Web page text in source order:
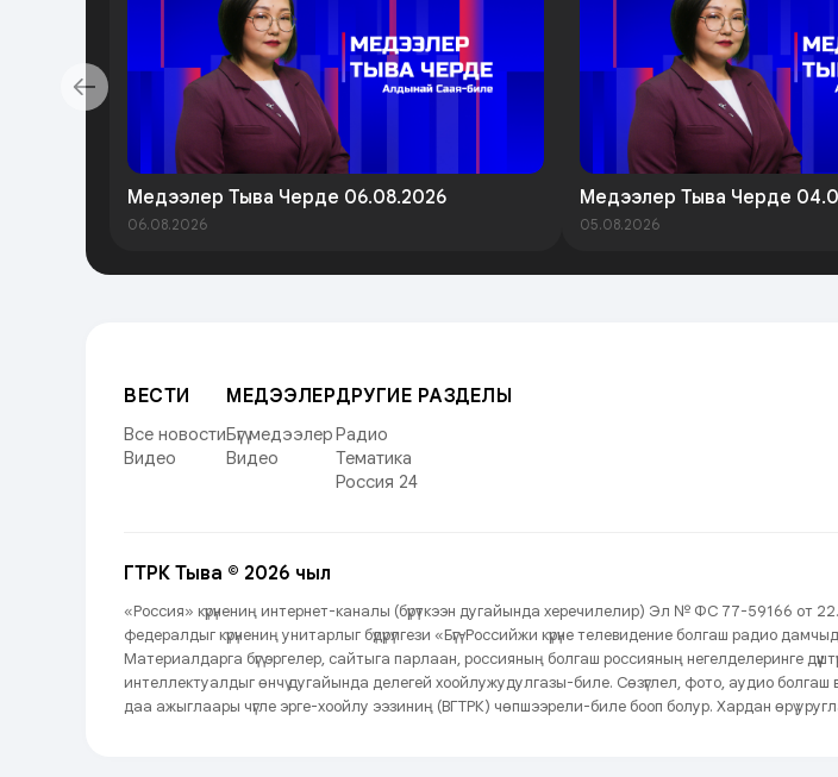
Медээлер Тыва Черде 06.08.2026
06.08.2026
Медээлер Тыва Черде
05.08.2026
ВЕСТИ
Все новости
Видео
МЕДЭЭЛЕР
Бүгү медээлер
Видео
ДРУГИЕ РАЗДЕЛЫ
Радио
Тематика
Россия 24
ГТРК Тыва © 2026 чыл
«Россия» күрүнениң интернет-каналы (бүрүткээн дугайында херечилелир) Эл № ФС 77-59166 от
федералдыг күрүнениң унитарлыг бүдүрүлгези «Бүгү-Российжи күрүне телевидение болгаш радио
Материалдарга бүгү эргелер, сайтыга парлаан, россияның болгаш россияның негелделеринге
интеллектуалдыг өнчү дугайында делегей хоойлужудулгазы-биле. Сөзүглел, фото, аудио
даа ажыглаары чүгле эрге-хоойлу ээзиниң (ВГТРК) чөпшээрели-биле бооп болур. Хардан өрү